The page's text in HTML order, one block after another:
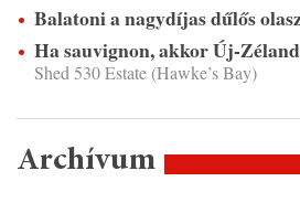
Balatoni a nagydíjas dűlős
Ha sauvignon, akkor Új-
Shed 530 Estate (Hawke’s Bay)
Archívum